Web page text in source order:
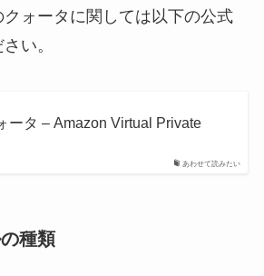
ォータに関しては以下の公式
い。
あわせて読みたい
ータ – Amazon Virtual Private
種類